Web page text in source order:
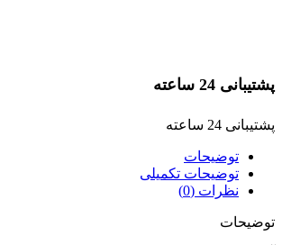
پشتیبانی 24 ساعته
پشتیبانی 24 ساعته
توضیحات
توضیحات تکمیلی
نظرات (0)
توضیحات